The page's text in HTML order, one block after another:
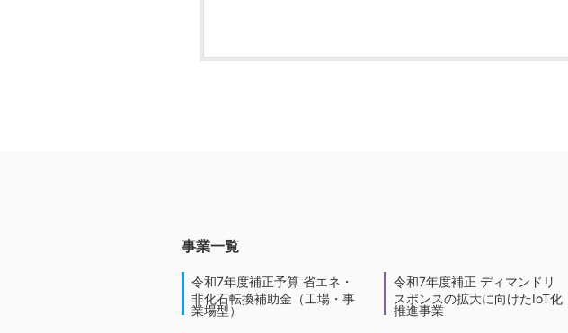
事業一覧
令和7年度補正予算 省エネ・
非化石転換補助金（工場・事
業場型）
令和7年度補正 ディマンドリ
スポンスの拡大に向けたIoT化
推進事業